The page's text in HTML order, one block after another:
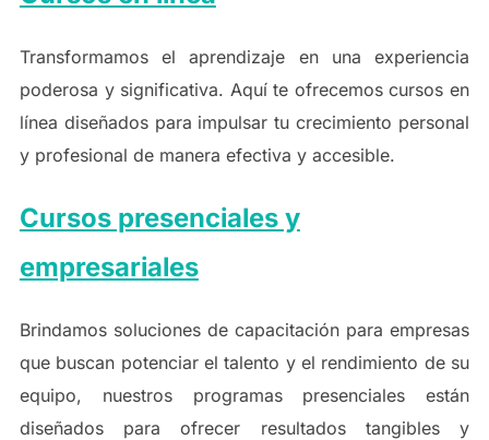
Transformamos el aprendizaje en una experiencia
poderosa y significativa. Aquí te ofrecemos cursos en
línea diseñados para impulsar tu crecimiento personal
y profesional de manera efectiva y accesible.
Cursos presenciales y
empresariales
Brindamos soluciones de capacitación para empresas
que buscan potenciar el talento y el rendimiento de su
equipo, nuestros programas presenciales están
diseñados para ofrecer resultados tangibles y